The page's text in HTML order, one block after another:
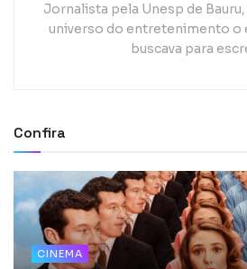
Jornalista pela Unesp de
universo do entretenimento o
buscava para
Confira
CINEMA